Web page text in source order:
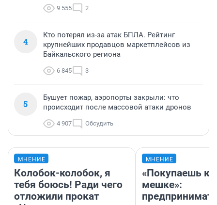
9 555 2
4
Кто потерял из-за атак БПЛА. Рейтинг
крупнейших продавцов маркетплейсов из
Байкальского региона
6 845 3
5
Бушует пожар, аэропорты закрыли: что
происходит после массовой атаки дронов
4 907 Обсудить
МНЕНИЕ
Колобок-колобок, я
тебя боюсь! Ради чего
отложили прокат
МНЕНИЕ
«Покупаешь
мешке»: